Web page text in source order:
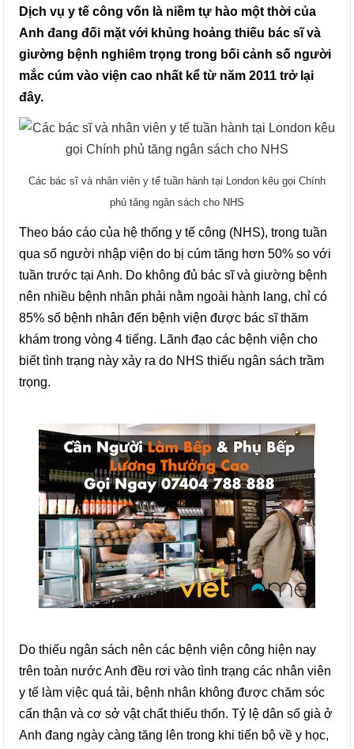
Dịch vụ y tế công vốn là niềm tự hào một thời của
Anh đang đối mặt với khủng hoảng thiếu bác sĩ và
giường bệnh nghiêm trọng trong bối cảnh số người
mắc cúm vào viện cao nhất kể từ năm 2011 trở lại
đây.
Các bác sĩ và nhân viên y tế tuần hành tại London kêu gọi Chính
phủ tăng ngân sách cho NHS
Theo báo cáo của hệ thống y tế công (NHS), trong tuần
qua số người nhập viện do bị cúm tăng hơn 50% so với
tuần trước tại Anh. Do không đủ bác sĩ và giường bệnh
nên nhiều bệnh nhân phải nằm ngoài hành lang, chỉ có
85% số bệnh nhân đến bệnh viện được bác sĩ thăm
khám trong vòng 4 tiếng. Lãnh đạo các bệnh viện cho
biết tình trạng này xảy ra do NHS thiếu ngân sách trầm
trọng.
Do thiếu ngân sách nên các bệnh viện công hiện nay
trên toàn nước Anh đều rơi vào tình trạng các nhân viên
y tế làm việc quá tải, bệnh nhân không được chăm sóc
cẩn thận và cơ sở vật chất thiếu thốn. Tỷ lệ dân số già ở
Anh đang ngày càng tăng lên trong khi tiến bộ về y học,